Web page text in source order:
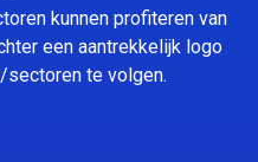
kunnen profiteren van
een aantrekkelijk logo
te volgen.